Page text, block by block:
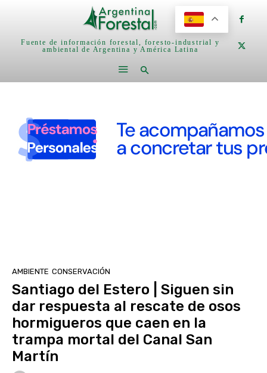
Fuente de información forestal, foresto-industrial y
ambiental de Argentina y América Latina
AMBIENTE CONSERVACIÓN
Santiago del Estero | Siguen sin
dar respuesta al rescate de osos
hormigueros que caen en la
trampa mortal del Canal San
Martín